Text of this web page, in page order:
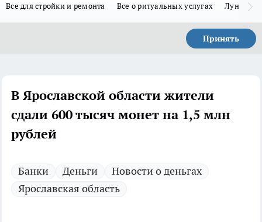
Все для стройки и ремонта Все о ритуальных услугах Лунно-
Принять
В Ярославской области жители
сдали 600 тысяч монет на 1,5 млн
рублей
Банки Деньги
Новости о деньгах
Ярославская область